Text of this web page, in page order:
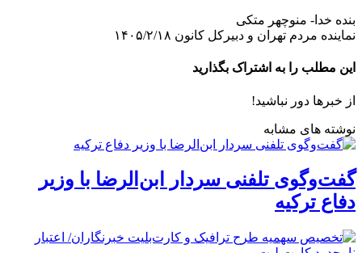
بنده خدا- منوچهر متکی
نماینده مردم تهران و دبیرکل کانون ۱۴۰۵/۲/۱۸
این مطلب را به اشتراک بگذارید
از خبرها دور نباشید!
نوشته های مشابه
گفت‌وگوی تلفنی سردار ابن‌الرضا با وزیر
دفاع ترکیه